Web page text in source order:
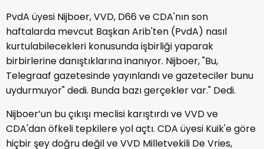
PvdA üyesi Nijboer, VVD, D66 ve CDA'nın son
haftalarda mevcut Başkan Arib'ten (PvdA) nasıl
kurtulabilecekleri konusunda işbirliği yaparak
birbirlerine danıştıklarına inanıyor. Nijboer, "Bu,
Telegraaf gazetesinde yayınlandı ve gazeteciler bunu
uydurmuyor" dedi. Bunda bazı gerçekler var." Dedi.
Nijboer’un bu çıkışı meclisi karıştırdı ve VVD ve
CDA'dan öfkeli tepkilere yol açtı. CDA üyesi Kuik'e göre
hiçbir şey doğru değil ve VVD Milletvekili De Vries,